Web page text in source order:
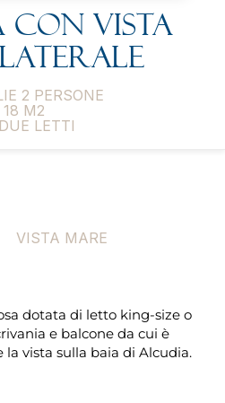
con vista
laterale
2 PERSONE
18 M2
LETTI
VISTA MARE
dotata di letto king-size o
e balcone da cui è
vista sulla baia di Alcudia.